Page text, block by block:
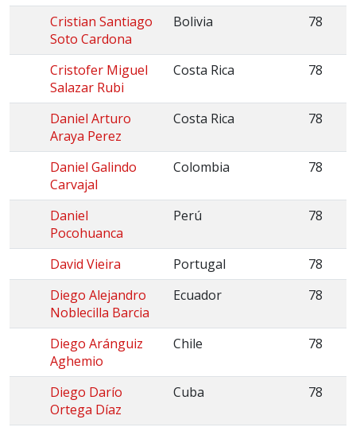
Cristian Santiago
Soto Cardona
Bolivia 78
Cristofer Miguel
Salazar Rubi
Costa Rica 78
Daniel Arturo
Araya Perez
Costa Rica 78
Daniel Galindo
Carvajal
Colombia 78
Daniel
Pocohuanca
Perú 78
David Vieira Portugal
78
Diego Alejandro
Noblecilla Barcia
Ecuador 78
Diego Aránguiz
Aghemio
Chile 78
Diego Darío
Ortega Díaz
Cuba 78